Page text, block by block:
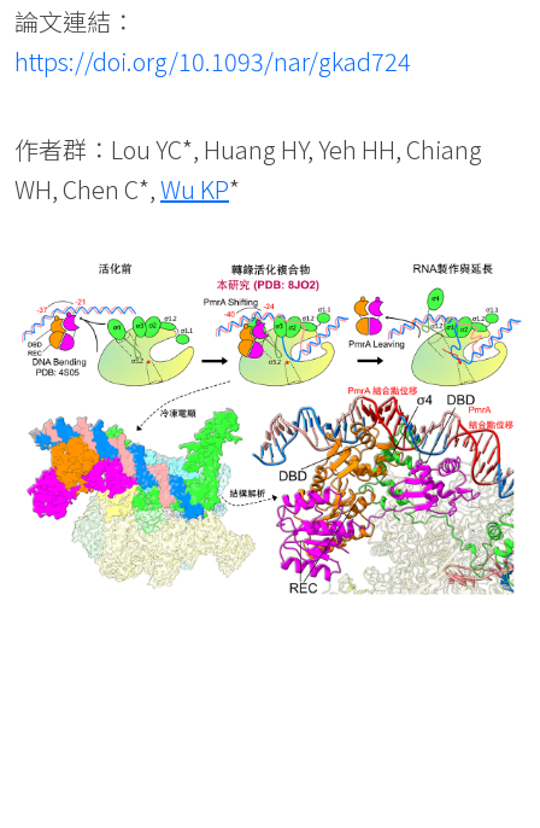
論文連結：
https://doi.org/10.1093/nar/gkad724
作者群：Lou YC*, Huang HY, Yeh HH, Chiang
WH, Chen C*,Wu KP*